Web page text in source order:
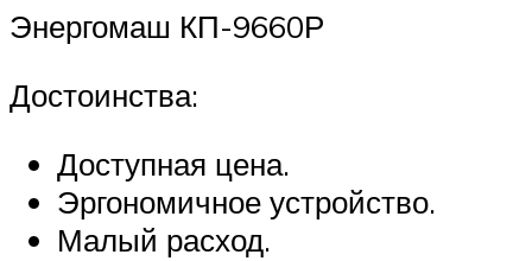
Энергомаш КП-9660Р
Достоинства:
Доступная цена.
Эргономичное устройство.
Малый расход.